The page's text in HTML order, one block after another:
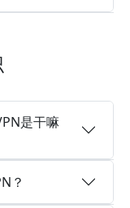
是干嘛
？